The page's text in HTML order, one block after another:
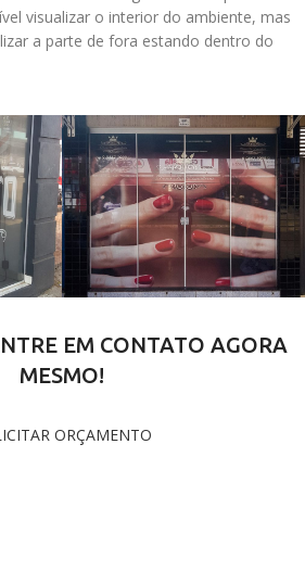
visualizar o interior do ambiente, mas
a parte de fora estando dentro do
EM CONTATO AGORA
MESMO!
ORÇAMENTO